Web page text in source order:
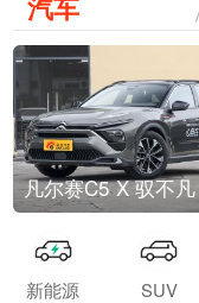
汽车
凡尔赛C5 X 驭不凡
新能源 SUV